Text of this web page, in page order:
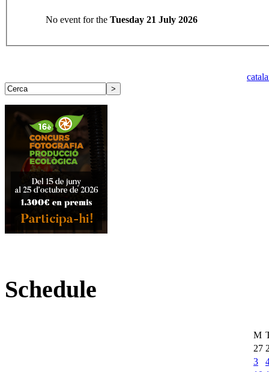
No event for the Tuesday 21 July 2026
Schedule
M
27
3